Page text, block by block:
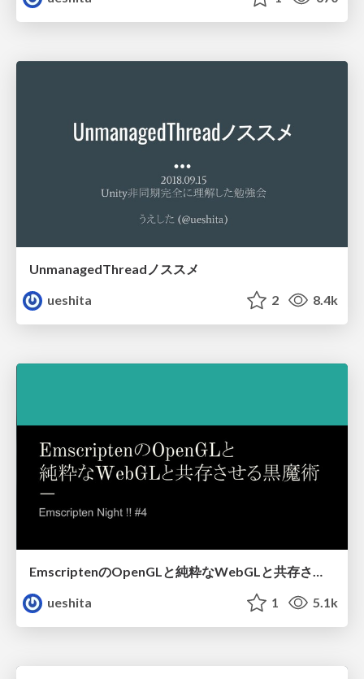
UnmanagedThreadノススメ
ueshita
2 8.4k
EmscriptenのOpenGLと純粋なWebGLと共存させる黒魔術
ueshita
1 5.1k